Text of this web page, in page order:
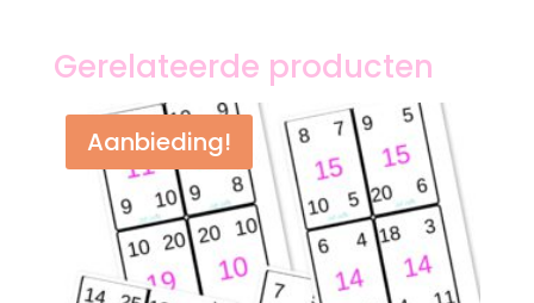
Gerelateerde producten
Aanbieding!